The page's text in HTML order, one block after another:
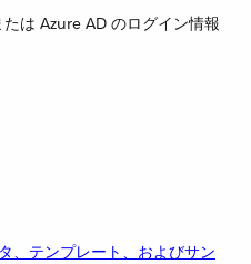
は Azure AD のログイン情報
、テンプレート、およびサン